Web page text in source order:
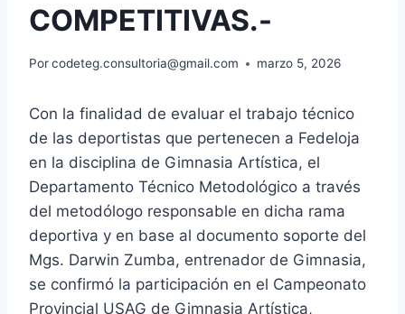
COMPETITIVAS.-
Porcodeteg.consultoria@gmail.com marzo 5, 2026
Con la finalidad de evaluar el trabajo técnico
de las deportistas que pertenecen a Fedeloja
en la disciplina de Gimnasia Artística, el
Departamento Técnico Metodológico a través
del metodólogo responsable en dicha rama
deportiva y en base al documento soporte del
Mgs. Darwin Zumba, entrenador de Gimnasia,
se confirmó la participación en el Campeonato
Provincial USAG de Gimnasia Artística,